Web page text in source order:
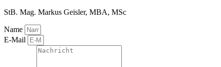
StB. Mag. Markus Geisler, MBA, MSc
Name
E-Mail